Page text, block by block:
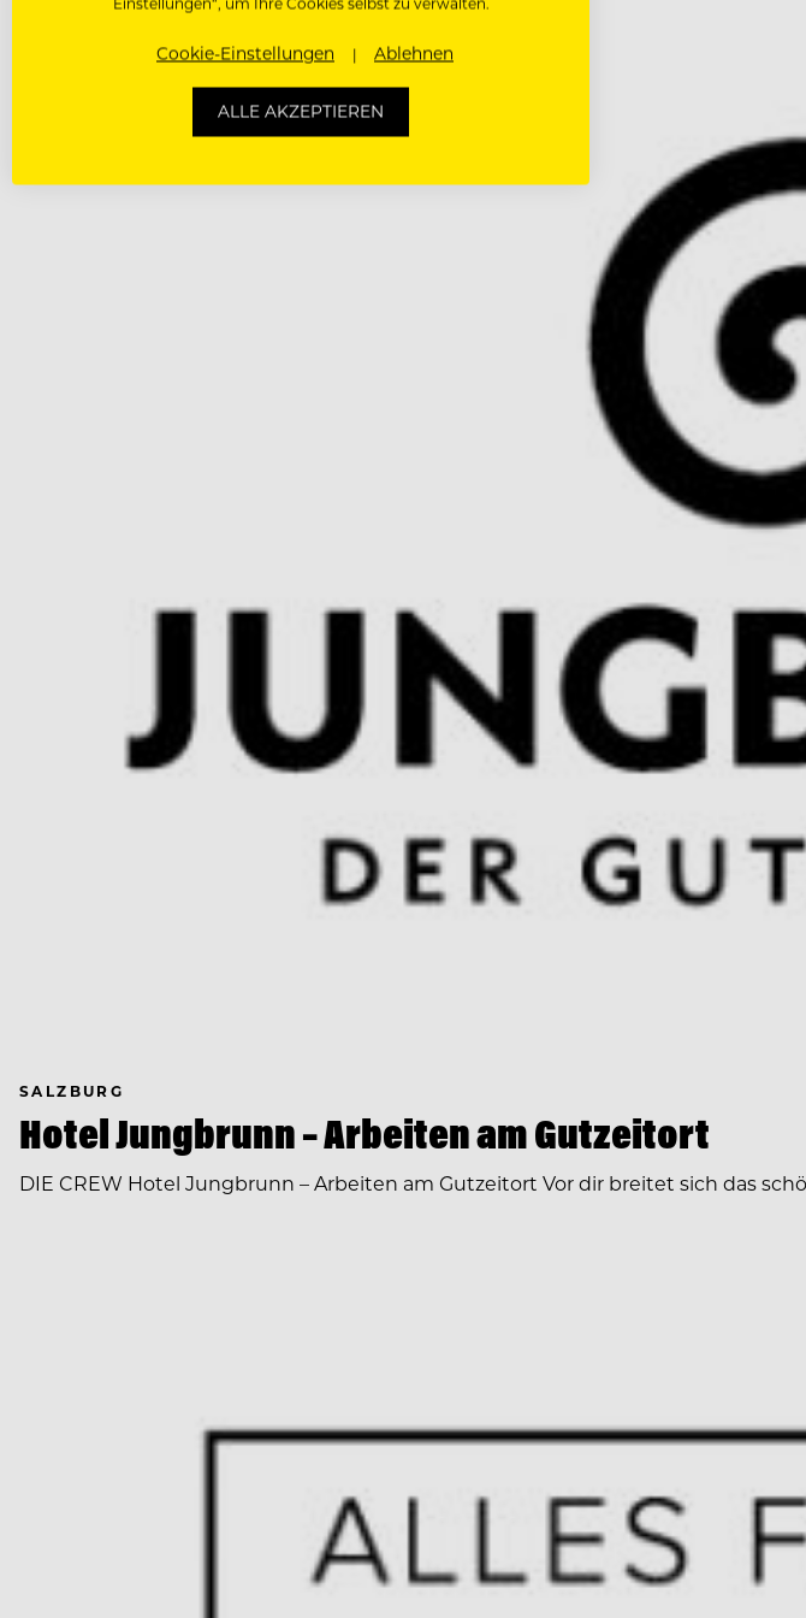
SALZBURG
Hotel Jungbrunn – Arbeiten am Gutzeitort
DIE CREW Hotel Jungbrunn – Arbeiten am Gutzeitort Vor dir breitet sich das
Cookie-Einstellungen Ablehnen
ALLE AKZEPTIEREN